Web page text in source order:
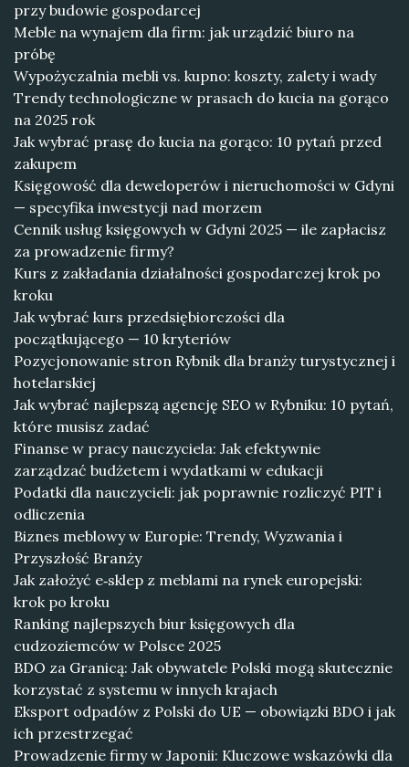
przy budowie gospodarcej
Meble na wynajem dla firm: jak urządzić biuro na
próbę
Wypożyczalnia mebli vs. kupno: koszty, zalety i wady
Trendy technologiczne w prasach do kucia na gorąco
na 2025 rok
Jak wybrać prasę do kucia na gorąco: 10 pytań przed
zakupem
Księgowość dla deweloperów i nieruchomości w Gdyni
— specyfika inwestycji nad morzem
Cennik usług księgowych w Gdyni 2025 — ile zapłacisz
za prowadzenie firmy?
Kurs z zakładania działalności gospodarczej krok po
kroku
Jak wybrać kurs przedsiębiorczości dla
początkującego — 10 kryteriów
Pozycjonowanie stron Rybnik dla branży turystycznej i
hotelarskiej
Jak wybrać najlepszą agencję SEO w Rybniku: 10 pytań,
które musisz zadać
Finanse w pracy nauczyciela: Jak efektywnie
zarządzać budżetem i wydatkami w edukacji
Podatki dla nauczycieli: jak poprawnie rozliczyć PIT i
odliczenia
Biznes meblowy w Europie: Trendy, Wyzwania i
Przyszłość Branży
Jak założyć e‑sklep z meblami na rynek europejski:
krok po kroku
Ranking najlepszych biur księgowych dla
cudzoziemców w Polsce 2025
BDO za Granicą: Jak obywatele Polski mogą skutecznie
korzystać z systemu w innych krajach
Eksport odpadów z Polski do UE — obowiązki BDO i jak
ich przestrzegać
Prowadzenie firmy w Japonii: Kluczowe wskazówki dla